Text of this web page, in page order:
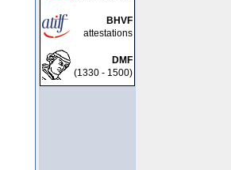
BHVF
attestations
DMF
(1330 - 1500)